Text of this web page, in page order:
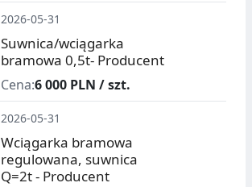
2026-05-31
Suwnica/wciągarka
bramowa 0,5t- Producent
Cena:6 000 PLN / szt.
2026-05-31
Wciągarka bramowa
regulowana, suwnica
Q=2t - Producent